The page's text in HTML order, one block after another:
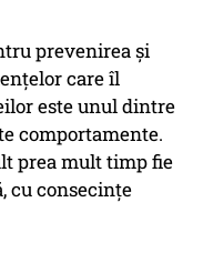
prevenirea și
care îl
este unul dintre
comportamente.
prea mult timp fie
cu consecințe